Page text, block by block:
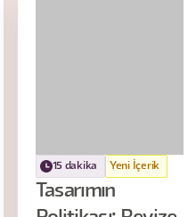
15 dakika Yeni İçerik
Tasarımın